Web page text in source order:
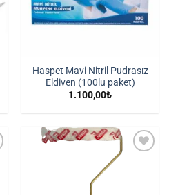
Haspet Mavi Nitril Pudrasız
Eldiven (100lu paket)
1.100,00₺